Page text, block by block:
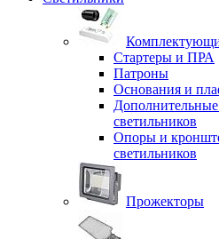
Стартеры и ПРА
Патроны
Основания и
светильников
Опоры и
светильников
Прожекторы